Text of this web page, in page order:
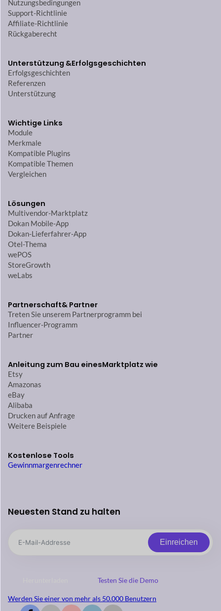
Nutzungsbedingungen
Support-Richtlinie
Affiliate-Richtlinie
Rückgaberecht
Unterstützung &Erfolgsgeschichten
Erfolgsgeschichten
Referenzen
Unterstützung
Wichtige Links
Module
Merkmale
Kompatible Plugins
Kompatible Themen
Vergleichen
Lösungen
Multivendor-Marktplatz
Dokan Mobile-App
Dokan-Lieferfahrer-App
Otel-Thema
wePOS
StoreGrowth
weLabs
Partnerschaft& Partner
Treten Sie unserem Partnerprogramm bei
Influencer-Programm
Partner
Anleitung zum Bau einesMarktplatz wie
Etsy
Amazonas
eBay
Alibaba
Drucken auf Anfrage
Weitere Beispiele
Kostenlose Tools
Gewinnmargenrechner
Neuesten Stand zu halten
Einreichen
Testen Sie die Demo
Werden Sie einer von mehr als 50.000 Benutzern